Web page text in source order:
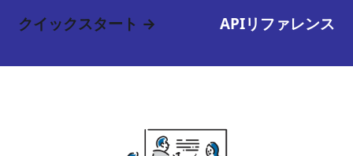
クイックスタート → APIリファレンス